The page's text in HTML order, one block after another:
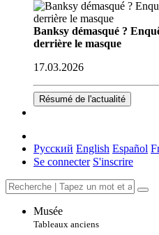
Banksy démasqué ?
derrière le masque
17.03.2026
Résumé de l'actualité
Русский English Español
Se connecter S'inscrire
Musée
Tableaux anciens